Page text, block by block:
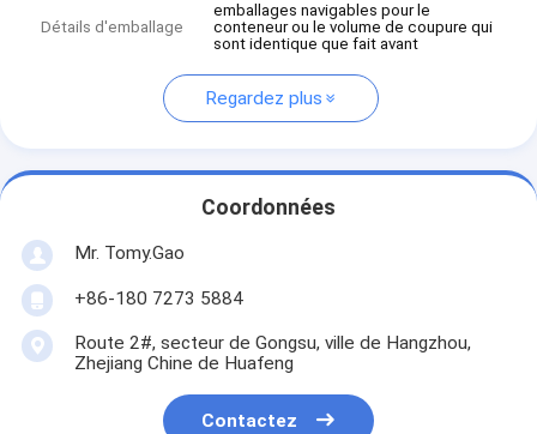
Détails d'emballage
emballages navigables pour le
conteneur ou le volume de coupure qui
sont identique que fait avant
Regardez plus
Coordonnées
Mr. Tomy.Gao
+86-180 7273 5884
Route 2#, secteur de Gongsu, ville de Hangzhou,
Zhejiang Chine de Huafeng
Contactez